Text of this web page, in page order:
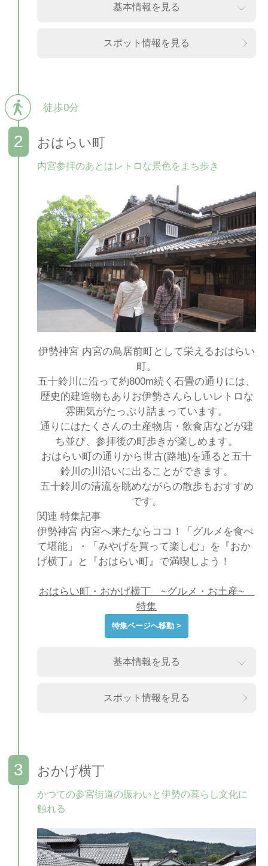
基本情報を見る
スポット情報を見る
徒歩0分
おはらい町
内宮参拝のあとはレトロな景色をまち歩き
伊勢神宮 内宮の鳥居前町として栄えるおはらい
町。
五十鈴川に沿って約800m続く石畳の通りには、
歴史的建造物もありお伊勢さんらしいレトロな
雰囲気がたっぷり詰まっています。
通りにはたくさんの土産物店・飲食店などが建
ち並び、参拝後の町歩きが楽しめます。
おはらい町の通りから世古(路地)を通ると五十
鈴川の川沿いに出ることができます。
五十鈴川の清流を眺めながらの散歩もおすすめ
です。
関連 特集記事
伊勢神宮 内宮へ来たならココ！「グルメを食べ
て堪能」・「みやげを買って楽しむ」を『おか
げ横丁』と『おはらい町』で満喫しよう！
おはらい町・おかげ横丁 ~グルメ・お土産~
特集
特集ページへ移動 >
基本情報を見る
スポット情報を見る
おかげ横丁
かつての参宮街道の賑わいと伊勢の暮らし文化に
触れる